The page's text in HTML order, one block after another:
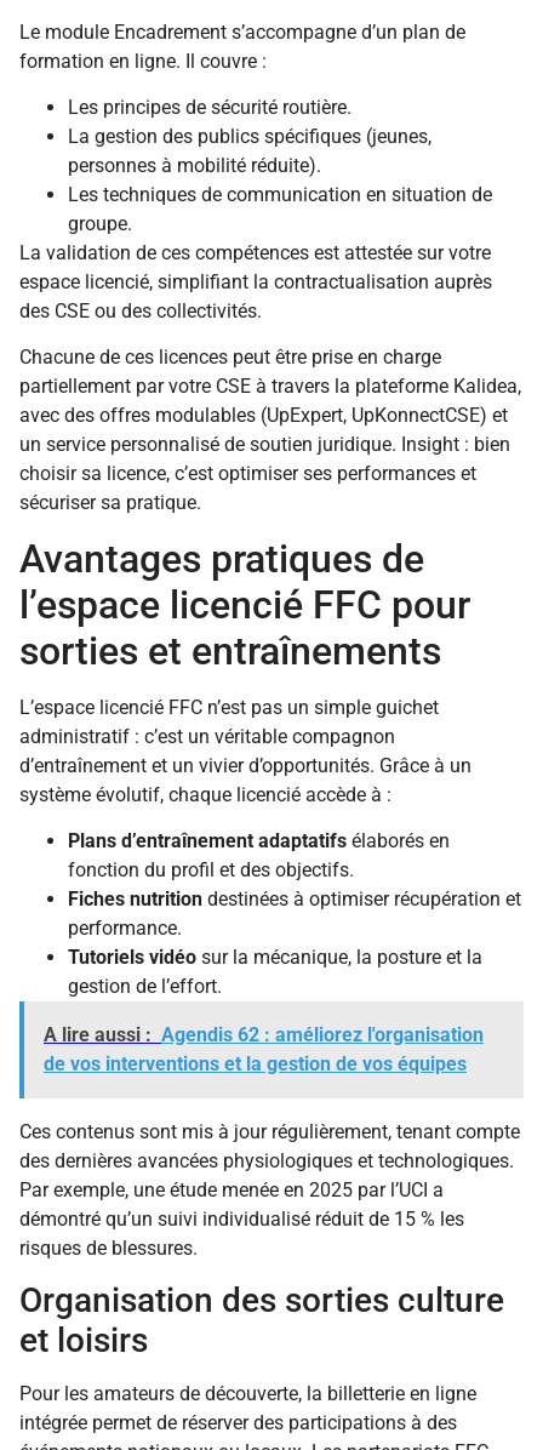
Le module Encadrement s’accompagne d’un plan de
formation en ligne. Il couvre :
Les principes de sécurité routière.
La gestion des publics spécifiques (jeunes,
personnes à mobilité réduite).
Les techniques de communication en situation de
groupe.
La validation de ces compétences est attestée sur votre
espace licencié, simplifiant la contractualisation auprès
des CSE ou des collectivités.
Chacune de ces licences peut être prise en charge
partiellement par votre CSE à travers la plateforme Kalidea,
avec des offres modulables (UpExpert, UpKonnectCSE) et
un service personnalisé de soutien juridique. Insight : bien
choisir sa licence, c’est optimiser ses performances et
sécuriser sa pratique.
Avantages pratiques de
l’espace licencié FFC pour
sorties et entraînements
L’espace licencié FFC n’est pas un simple guichet
administratif : c’est un véritable compagnon
d’entraînement et un vivier d’opportunités. Grâce à un
système évolutif, chaque licencié accède à :
Plans d’entraînement adaptatifs élaborés en
fonction du profil et des objectifs.
Fiches nutrition destinées à optimiser récupération et
performance.
Tutoriels vidéo sur la mécanique, la posture et la
gestion de l’effort.
A lire aussi : Agendis 62 : améliorez l'organisation
de vos interventions et la gestion de vos équipes
Ces contenus sont mis à jour régulièrement, tenant compte
des dernières avancées physiologiques et technologiques.
Par exemple, une étude menée en 2025 par l’UCI a
démontré qu’un suivi individualisé réduit de 15 % les
risques de blessures.
Organisation des sorties culture
et loisirs
Pour les amateurs de découverte, la billetterie en ligne
intégrée permet de réserver des participations à des